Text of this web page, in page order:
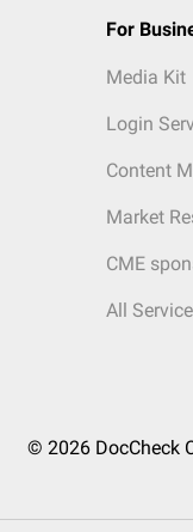
For
Media Kit
Login
Content
Market
CME
All
© 2026 DocCheck